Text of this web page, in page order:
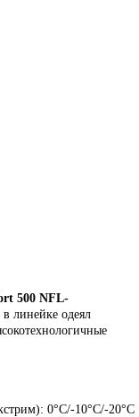
500 NFL-
линейке одеял
0°C/-10°C/-20°C